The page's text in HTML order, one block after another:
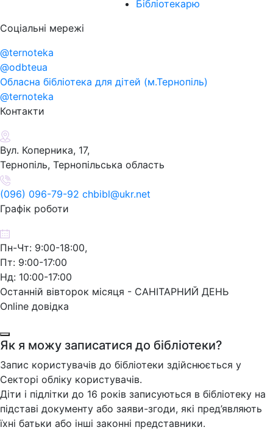
Бібліотекарю
Соціальні мережі
@ternoteka
@odbteua
Обласна бібліотека для дітей (м.Тернопіль)
@ternoteka
Контакти
Вул. Коперника, 17,
Тернопіль, Тернопільська область
(096) 096-79-92 chbibl@ukr.net
Графік роботи
Пн-Чт: 9:00-18:00,
Пт: 9:00-17:00
Нд: 10:00-17:00
Останній вівторок місяця - САНІТАРНИЙ ДЕНЬ
Online довідка
Як я можу записатися до бібліотеки?
Запис користувачів до бібліотеки здійснюється у
Секторі обліку користувачів.
Діти і підлітки до 16 років записуються в бібліотеку на
підставі документу або заяви-згоди, які пред’являють
їхні батьки або інші законні представники.